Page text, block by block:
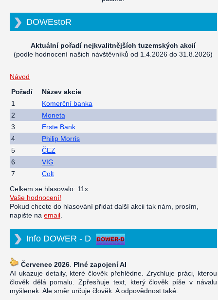
DOWEstoR
Aktuální pořadí nejkvalitnějších tuzemských akcií
(podle hodnocení našich návštěvníků od 1.4.2026 do 31.8.2026)
Návod
Pořadí
Název akcie
1
Komerční banka
2
Moneta
3
Erste Bank
4
Philip Morris
5
ČEZ
6
VIG
7
Colt
Celkem se hlasovalo: 11x
Vaše hodnocení!
Pokud chcete do hlasování přidat další akcii tak nám, prosím,
napište na email
Info DOWER - D
Červenec 2026 Plné zapojení AI
AI ukazuje detaily, které člověk přehlédne. Zrychluje práci, kterou
člověk dělá pomalu. Zpřesňuje text, který člověk píše v návalu
myšlenek. Ale směr určuje člověk. A odpovědnost také.